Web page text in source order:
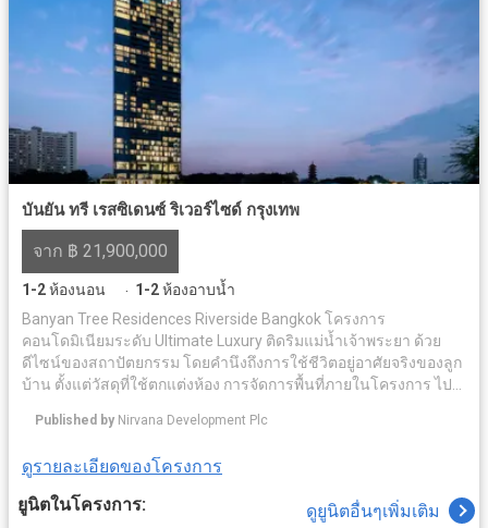
บันยัน ทรี เรสซิเดนซ์ ริเวอร์ไซด์ กรุงเทพ
จาก ฿ 21,900,000
1-2ห้องนอน · 1-2ห้องอาบน้ำ
Banyan Tree Residences Riverside Bangkok โครงการ
คอนโดมิเนียมระดับ Ultimate Luxury ติดริมแม่น้ำเจ้าพระยา ด้วย
ดีไซน์ของสถาปัตยกรรม โดยคำนึงถึงการใช้ชีวิตอยู่อาศัยจริงของลูก
บ้าน ตั้งแต่วัสดุที่ใช้ตกแต่งห้อง การจัดการพื้นที่ภายในโครงการ ไป
เก่าอันเงียบสงบ ภายใต้แนวคิด The Sanctuary for your Soul แต่
ค้า และธุรกิจสิ่งอำนวยความสะดวกครบครัน อาทิ ระบบรักษาความ
ปลอดภัย มีคลับเฮ้าส์ ฟิตเนส สระว่ายน้ำ เดินทางสะดวกด้วยใกล้
รถไฟฟ้า สถานนีสะพานตากสิน สะดวกสบายใกล้สถาที่สำคัญ ยกยอ
Published by Nirvana Development Plc
ดูรายละเอียดของโครงการ
ยูนิตในโครงการ:
ดูยูนิตอื่นๆเพิ่มเติม